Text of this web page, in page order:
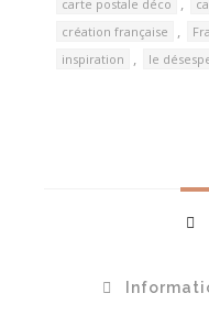
carte postale déco
création française ,
inspiration , le